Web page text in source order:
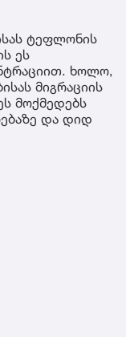
ტეფლონის
ეს
ხოლო,
მიგრაციის
მოქმედებს
და დიდ